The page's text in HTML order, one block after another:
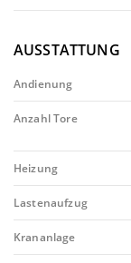
AUSSTATTUNG
Andienung
Anzahl Tore
Heizung
Lastenaufzug
Krananlage